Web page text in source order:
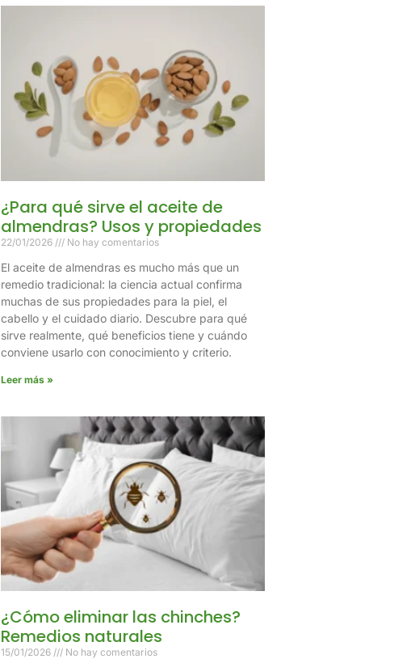
¿Para qué sirve el aceite de
almendras? Usos y propiedades
22/01/2026 No hay comentarios
El aceite de almendras es mucho más que un
remedio tradicional: la ciencia actual confirma
muchas de sus propiedades para la piel, el
cabello y el cuidado diario. Descubre para qué
sirve realmente, qué beneficios tiene y cuándo
conviene usarlo con conocimiento y criterio.
Leer más »
¿Cómo eliminar las chinches?
Remedios naturales
15/01/2026 No hay comentarios